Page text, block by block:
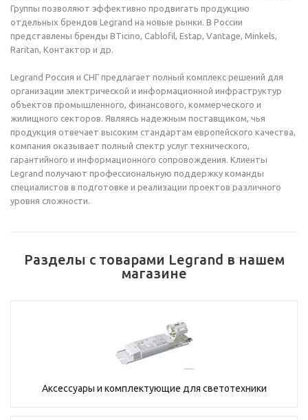
Группы позволяют эффективно продвигать продукцию
отдельных брендов Legrand на новые рынки. В России
представлены бренды BTicino, Cablofil, Estap, Vantage, Minkels,
Raritan, Контактор и др.
Legrand Россия и СНГ предлагает полный комплекс решений для
организации электрической и информационной инфраструктур
объектов промышленного, финансового, коммерческого и
жилищного секторов. Являясь надежным поставщиком, чья
продукция отвечает высоким стандартам европейского качества,
компания оказывает полный спектр услуг технического,
гарантийного и информационного сопровождения. Клиенты
Legrand получают профессиональную поддержку команды
специалистов в подготовке и реализации проектов различного
уровня сложности.
Разделы с товарами Legrand в нашем
магазине
Аксессуары и комплектующие для светотехники